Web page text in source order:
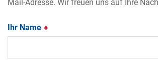
Mail-Adresse. Wir freuen uns auf Ihre
Ihr Name